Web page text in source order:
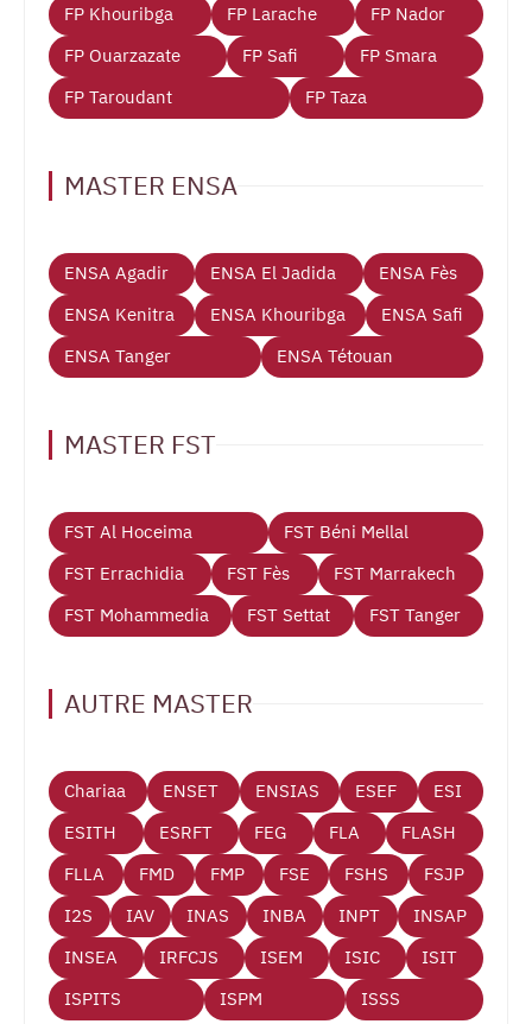
FP Khouribga
FP Larache
FP Nador
FP Ouarzazate
FP Safi
FP Smara
FP Taroudant
FP Taza
MASTER ENSA
ENSA Agadir ENSA El Jadida
ENSA Fès
ENSA Kenitra
ENSA Khouribga
ENSA Safi
ENSA Tanger
ENSA Tétouan
MASTER FST
FST Al Hoceima
FST Béni Mellal
FST Errachidia
FST Fès
FST Marrakech
FST Mohammedia
FST Settat FST Tanger
AUTRE MASTER
Chariaa ENSET ENSIAS ESEF
ESI
ESITH
ESRFT FEG FLA
FLASH
FLLA
FMD FMP FSE FSHS
FSJP
I2S
IAV INAS INBA INPT
INSAP
INSEA
IRFCJS ISEM ISIC
ISIT
ISPITS
ISPM ISSS